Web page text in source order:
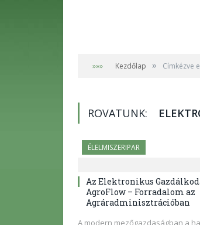
»»» Kezdőlap » Címkézve
ROVATUNK:
ÉLELMISZERIPAR
Az Elektronikus
AgroFlow – Forradalom az
Agráradminisztrációban
A modern mezőgazdaságban a